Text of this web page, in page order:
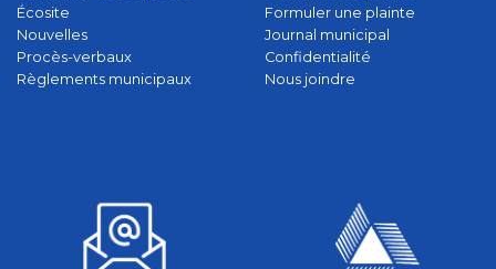
Écosite
Nouvelles
Procès-verbaux
Règlements municipaux
Formuler une plainte
Journal municipal
Confidentialité
Nous joindre